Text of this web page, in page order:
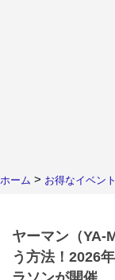
ホーム > お得なイベン
ヤーマン（YA-
う方法！2026